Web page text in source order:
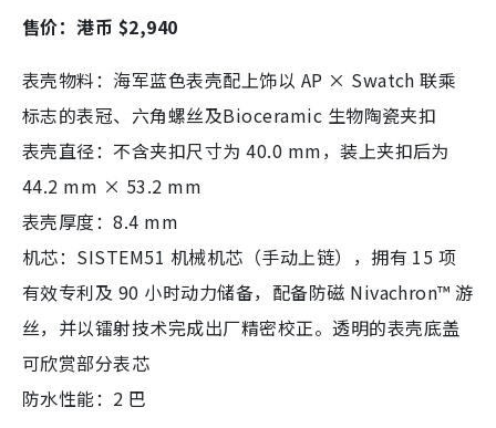
售价：港币 $2,940
表壳物料：海军蓝色表壳配上饰以 AP × Swatch 联乘
标志的表冠、六角螺丝及Bioceramic 生物陶瓷夹扣
表壳直径：不含夹扣尺寸为 40.0 mm，装上夹扣后为
44.2 mm × 53.2 mm
表壳厚度：8.4 mm
机芯：SISTEM51 机械机芯（手动上链），拥有 15 项
有效专利及 90 小时动力储备，配备防磁 Nivachron™ 游
丝，并以镭射技术完成出厂精密校正。透明的表壳底盖
可欣赏部分表芯
防水性能：2 巴